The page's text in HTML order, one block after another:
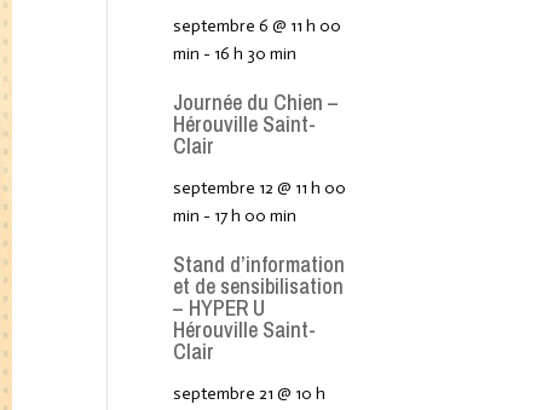
septembre 6 @ 11 h 00
min - 16 h 30 min
Journée du Chien –
Hérouville Saint-
Clair
septembre 12 @ 11 h 00
min - 17 h 00 min
Stand d’information
et de sensibilisation
– HYPER U
Hérouville Saint-
Clair
septembre 21 @ 10 h